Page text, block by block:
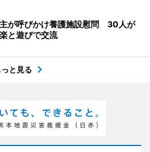
が呼びかけ養護施設慰問 30人が
と遊びで交流
っと見る